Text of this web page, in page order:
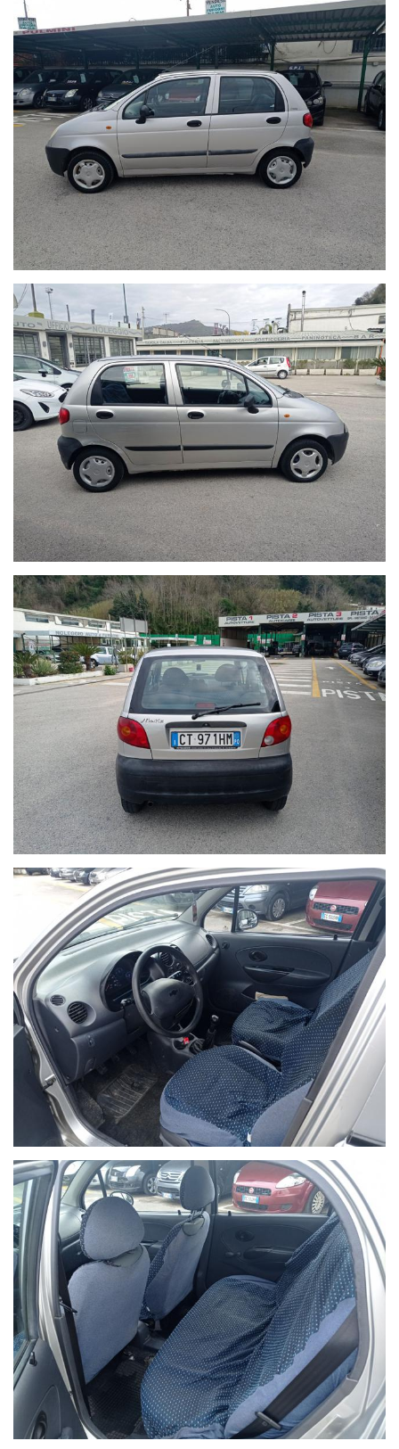
BREVE TERMINE, OFFICINA MULTIBRAND, CENTRO
INSTALLAZIONE IMPIANTI GPL ZAVOLI, BRC, LANDI
RENZO ED INOLTRE CENTRO INSTALLAZIONE ANTIFURTI
BLOCK SHAFT, USAI, META SYSTEM E VIASAT.